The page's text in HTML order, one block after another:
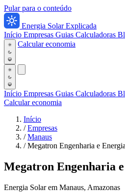
Pular para o conteúdo
Energia Solar Explicada
Início Empresas Guias Calculadoras
Calcular economia
Início Empresas Guias Calculadoras
Calcular economia
Início
/ Empresas
/ Manaus
/ Megatron Engenharia e
Megatron Engenharia
Energia Solar em Manaus, Amazonas